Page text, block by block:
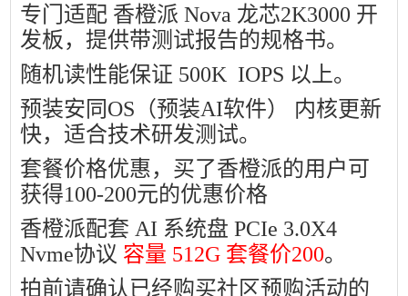
专门适配 香橙派 Nova 龙芯2K3000 开
发板，提供带测试报告的规格书。
随机读性能保证 500K IOPS 以上。
预装安同OS（预装AI软件） 内核更新
快，适合技术研发测试。
套餐价格优惠，买了香橙派的用户可
获得100-200元的优惠价格
香橙派配套 AI 系统盘 PCIe 3.0X4
Nvme协议 容量 512G 套餐价200。
拍前请确认已经购买社区预购活动的